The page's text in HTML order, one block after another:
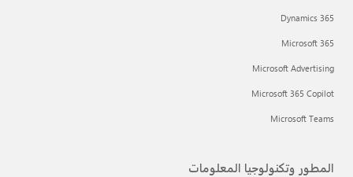
Dynamics 365
Microsoft 365
Microsoft Advertising
Microsoft 365 Copilot
Microsoft Teams
المطور وتكنولوجيا المعلومات